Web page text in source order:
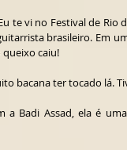
te vi no Festival de Rio
brasileiro. Em
queixo caiu!
bacana ter tocado lá.
Badi Assad, ela é